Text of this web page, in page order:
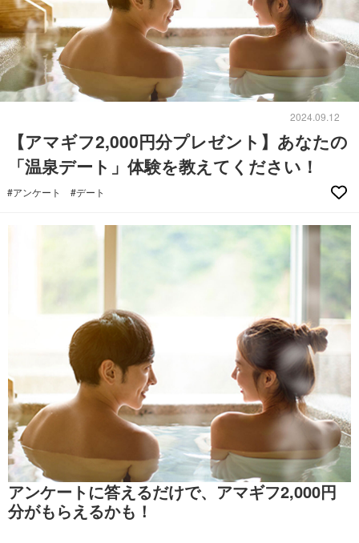
2024.09.12
【アマギフ2,000円分プレゼント】あなたの
「温泉デート」体験を教えてください！
#アンケート #デート
アンケートに答えるだけで、アマギフ2,000円
分がもらえるかも！